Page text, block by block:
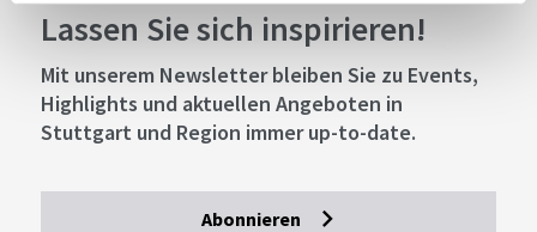
Lassen Sie sich inspirieren!
Mit unserem Newsletter bleiben Sie zu Events,
Highlights und aktuellen Angeboten in
Stuttgart und Region immer up-to-date.
Abonnieren